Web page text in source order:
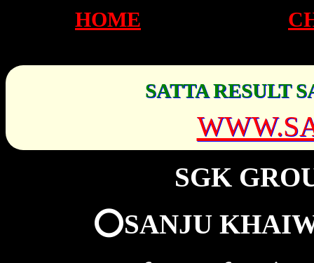
HOME
SATTA RESULT
SGK
⭕SANJU